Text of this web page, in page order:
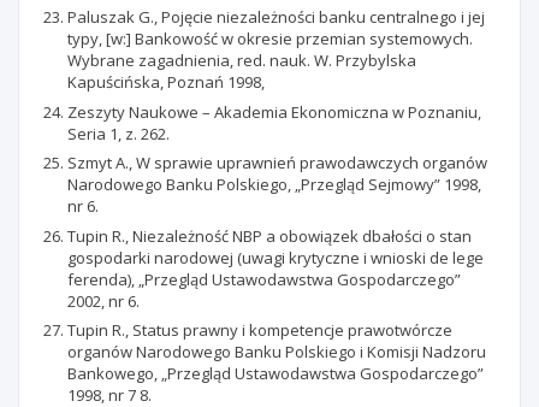
Paluszak G., Pojęcie niezależności banku centralnego i jej
typy, [w:] Bankowość w okresie przemian systemowych.
Wybrane zagadnienia, red. nauk. W. Przybylska
Kapuścińska, Poznań 1998,
Zeszyty Naukowe – Akademia Ekonomiczna w Poznaniu,
Seria 1, z. 262.
Szmyt A., W sprawie uprawnień prawodawczych organów
Narodowego Banku Polskiego, „Przegląd Sejmowy” 1998,
nr 6.
Tupin R., Niezależność NBP a obowiązek dbałości o stan
gospodarki narodowej (uwagi krytyczne i wnioski de lege
ferenda), „Przegląd Ustawodawstwa Gospodarczego”
2002, nr 6.
Tupin R., Status prawny i kompetencje prawotwórcze
organów Narodowego Banku Polskiego i Komisji Nadzoru
Bankowego, „Przegląd Ustawodawstwa Gospodarczego”
1998, nr 7 8.